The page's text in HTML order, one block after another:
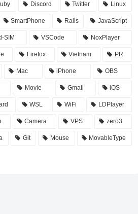
Discord Twitter Linux
SmartPhone Rails JavaScript
SIM VSCode NoxPlayer
Firefox Vietnam PR
Mac iPhone OBS
Movie Gmail iOS
WSL WiFi LDPlayer
Camera VPS zero3
Git Mouse MovableType